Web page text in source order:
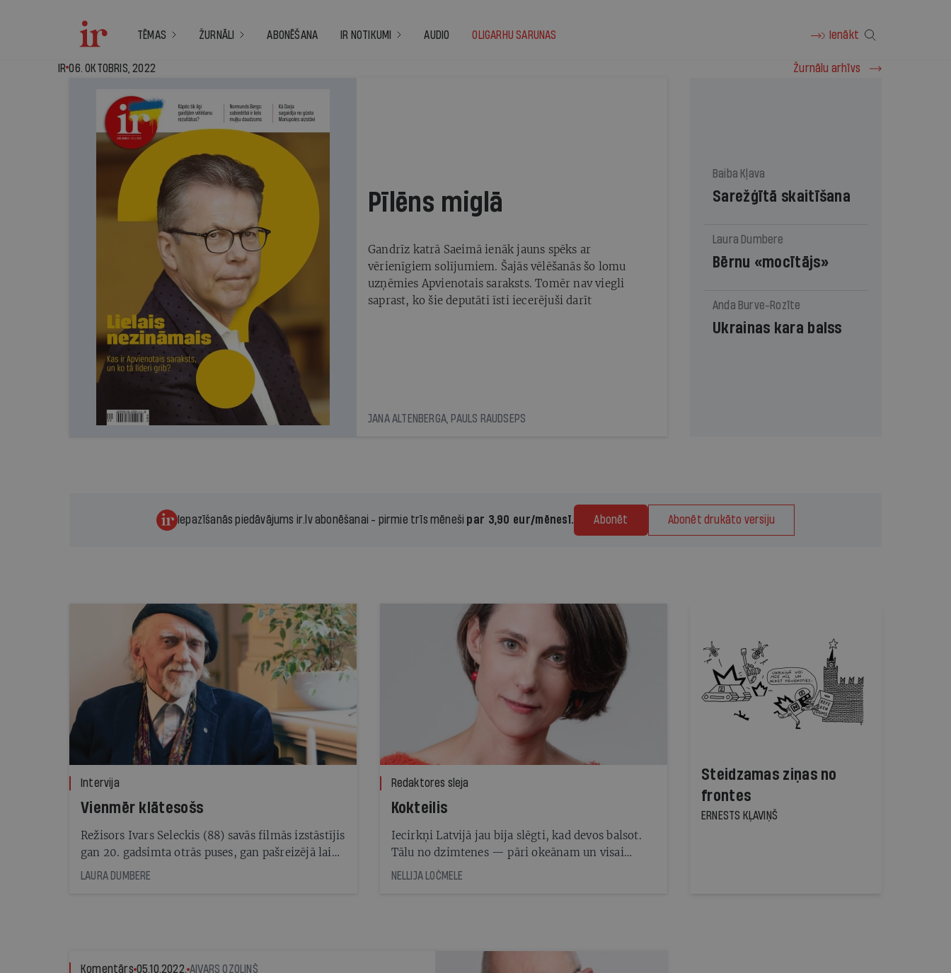
TĒMAS ŽURNĀLI ABONĒŠANA IR NOTIKUMI AUDIO OLIGARHU SARUNAS Ienākt
IR - 06. oktobris, 2022
IR 06. OKTOBRIS, 2022 Žurnālu arhīvs
Pīlēns miglā
Gandrīz katrā Saeimā ienāk jauns spēks ar
vērienīgiem solījumiem. Šajās vēlēšanās šo lomu
uzņēmies Apvienotais saraksts. Tomēr nav viegli
saprast, ko šie deputāti īsti iecerējuši darīt
JANA ALTENBERGA, PAULS RAUDSEPS
Baiba Kļava
Sarežģītā skaitīšana
Laura Dumbere
Bērnu «mocītājs»
Anda Burve-Rozīte
Ukrainas kara balss
Iepazīšanās piedāvājums ir.lv abonēšanai - pirmie trīs mēneši par 3,90 eur/mēnesī. Abonēt Abonēt drukāto versiju
Intervija
Vienmēr klātesošs
Režisors Ivars Seleckis (88) savās filmās izstāstījis
gan 20. gadsimta otrās puses, gan pašreizējā laika
Latvijas vēsturi — to, kuru veido cilvēku likteņi.
LAURA DUMBERE
Redaktores sleja
Kokteilis
Iecirkņi Latvijā jau bija slēgti, kad devos balsot.
Tālu no dzimtenes — pāri okeānam un visai
Amerikai — Losandželosas latviešu namā valdīja
NELLIJA LOČMELE
Steidzamas ziņas no
frontes
ERNESTS KĻAVIŅŠ
Komentārs 05.10.2022. AIVARS OZOLIŅŠ